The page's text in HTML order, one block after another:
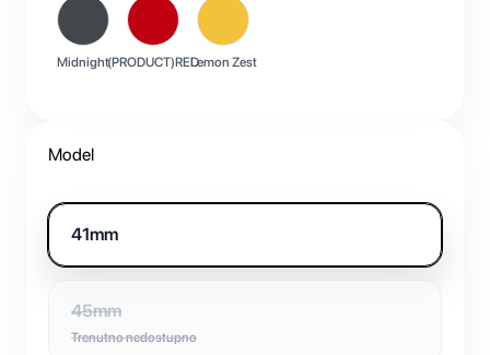
Midnight(PRODUCT)REDLemon Zest
Model
41mm
45mm
Trenutno nedostupno